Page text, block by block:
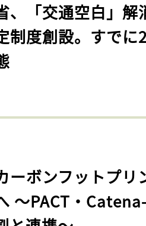
、「交通空白」解
制度創設。すでに
ーボンフットプリ
〜PACT・